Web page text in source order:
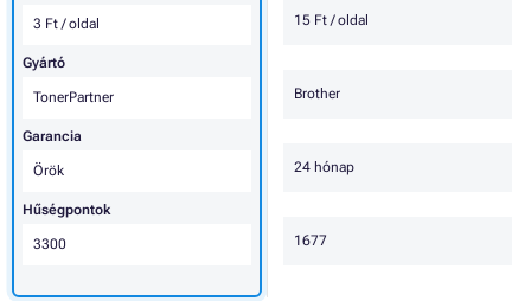
15 Ft / oldal
Brother
24 hónap
1677
3 Ft / oldal
Gyártó
TonerPartner
Garancia
Örök
Hűségpontok
3300